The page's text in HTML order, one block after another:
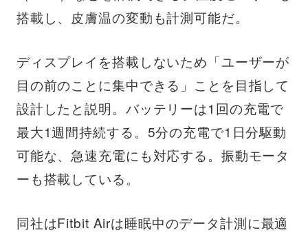
搭載し、皮膚温の変動も計測可能だ。
ディスプレイを搭載しないため「ユーザーが
目の前のことに集中できる」ことを目指して
設計したと説明。バッテリーは1回の充電で
最大1週間持続する。5分の充電で1日分駆動
可能な、急速充電にも対応する。振動モータ
ーも搭載している。
同社はFitbit Airは睡眠中のデータ計測に最適